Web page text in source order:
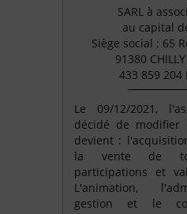
SARL à
au capital
Siège social : 65
91380
433 859 204
Le 09/12/2021,
décidé de modifier
devient :
la vente de
participations et
L'animation,
gestion et le